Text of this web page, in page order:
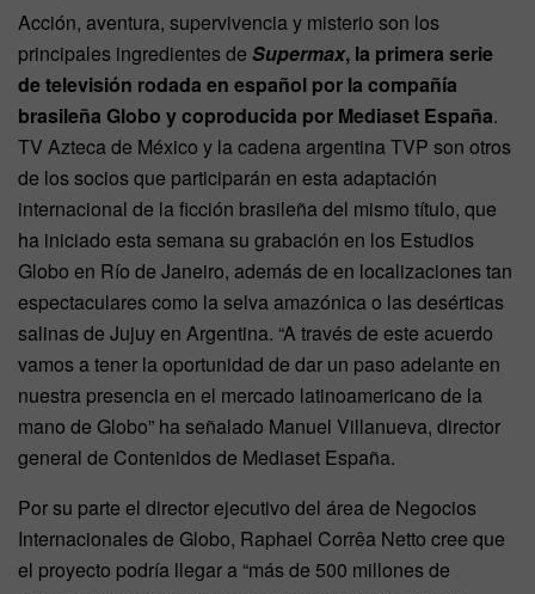
Acción, aventura, supervivencia y misterio son los
principales ingredientes de Supermax, la primera serie
de televisión rodada en español por la compañía
brasileña Globo y coproducida por Mediaset España.
TV Azteca de México y la cadena argentina TVP son otros
de los socios que participarán en esta adaptación
internacional de la ficción brasileña del mismo título, que
ha iniciado esta semana su grabación en los Estudios
Globo en Río de Janeiro, además de en localizaciones tan
espectaculares como la selva amazónica o las desérticas
salinas de Jujuy en Argentina. “A través de este acuerdo
vamos a tener la oportunidad de dar un paso adelante en
nuestra presencia en el mercado latinoamericano de la
mano de Globo” ha señalado Manuel Villanueva, director
general de Contenidos de Mediaset España.
Por su parte el director ejecutivo del área de Negocios
Internacionales de Globo, Raphael Corrêa Netto cree que
el proyecto podría llegar a “más de 500 millones de